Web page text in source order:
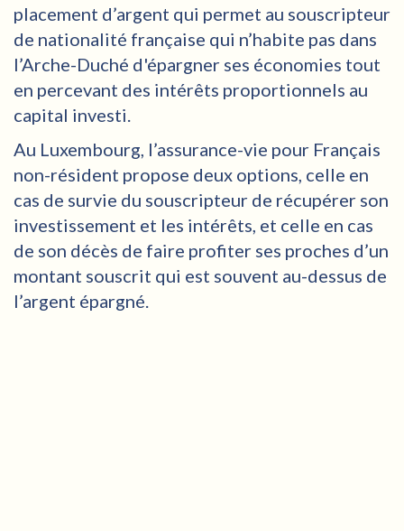
placement d’argent qui permet au souscripteur
de nationalité française qui n’habite pas dans
l’Arche-Duché d'épargner ses économies tout
en percevant des intérêts proportionnels au
capital investi.
Au Luxembourg, l’assurance-vie pour Français
non-résident propose deux options, celle en
cas de survie du souscripteur de récupérer son
investissement et les intérêts, et celle en cas
de son décès de faire profiter ses proches d’un
montant souscrit qui est souvent au-dessus de
l’argent épargné.